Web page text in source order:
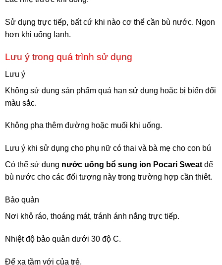
Sử dụng trực tiếp, bất cứ khi nào cơ thể cần bù nước. Ngon
hơn khi uống lạnh.
Lưu ý trong quá trình sử dụng
Lưu ý
Không sử dụng sản phẩm quá hạn sử dụng hoặc bị biến đổi
màu sắc.
Không pha thêm đường hoặc muối khi uống.
Lưu ý khi sử dụng cho phụ nữ có thai và bà mẹ cho con bú
Có thể sử dụng nước uống bổ sung ion Pocari Sweat để
bù nước cho các đối tượng này trong trường hợp cần thiêt.
Bảo quản
Nơi khô ráo, thoáng mát, tránh ánh nắng trực tiếp.
Nhiệt độ bảo quản dưới 30 độ C.
Để xa tầm với của trẻ.